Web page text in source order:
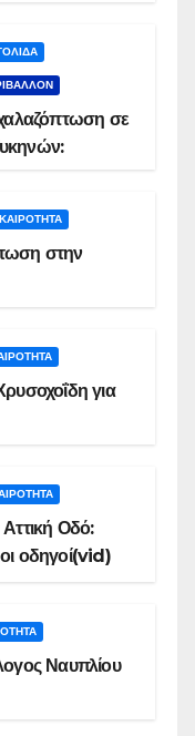
σε
στην
για
Οδό:
οδηγοί(vid)
Ναυπλίου